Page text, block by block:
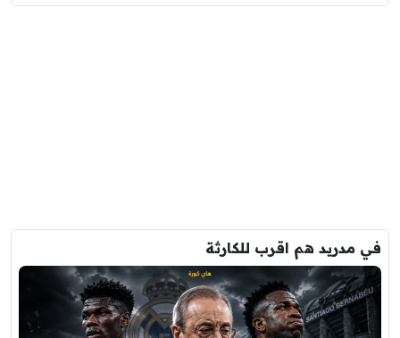
في مدريد هم اقرب للكارثة